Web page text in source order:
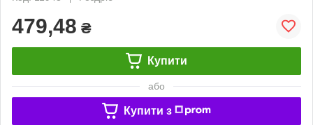
479,48 ₴
Купити
або
Купити з